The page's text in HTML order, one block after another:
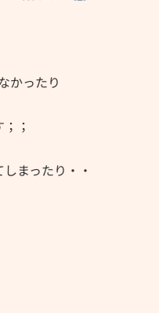
かったり
；
まったり・・